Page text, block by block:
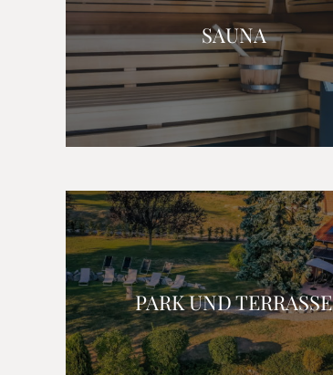
SAUNA
PARK UND TERRASSE